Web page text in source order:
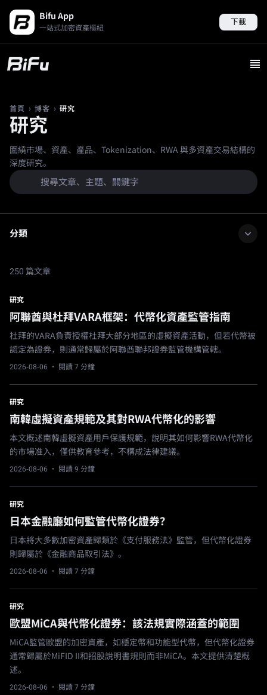
Bifu App
一站式加密資產樞紐
下載
首頁 › 博客 › 研究
研究
圍繞市場、資產、產品、Tokenization、RWA 與多資產交易結構的
深度研究。
分類
250 篇文章
研究
阿聯酋與杜拜VARA框架：代幣化資產監管指南
杜拜的VARA負責授權杜拜大部分地區的虛擬資產活動，但若代幣被
認定為證券，則通常歸屬於阿聯酋聯邦證券監管機構管轄。
2026-08-06 · 閱讀 7 分鐘
研究
南韓虛擬資產規範及其對RWA代幣化的影響
本文概述南韓虛擬資產用戶保護規範，說明其如何影響RWA代幣化
的市場准入，僅供教育參考，不構成法律建議。
2026-08-06 · 閱讀 9 分鐘
研究
日本金融廳如何監管代幣化證券？
日本將大多數加密資產歸類於《支付服務法》監管，但代幣化證券
則歸屬於《金融商品取引法》。
2026-08-06 · 閱讀 7 分鐘
研究
歐盟MiCA與代幣化證券：該法規實際涵蓋的範圍
MiCA監管歐盟的加密資產，如穩定幣和功能型代幣，但代幣化證券
通常歸屬於MiFID II和招股說明書規則而非MiCA。本文提供清楚概
述。
2026-08-06 · 閱讀 7 分鐘